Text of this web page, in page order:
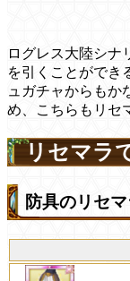
ログレス大陸シナ
を引くことができ
ュガチャからもか
め、こちらもリセ
リセマラ
防具のリセ